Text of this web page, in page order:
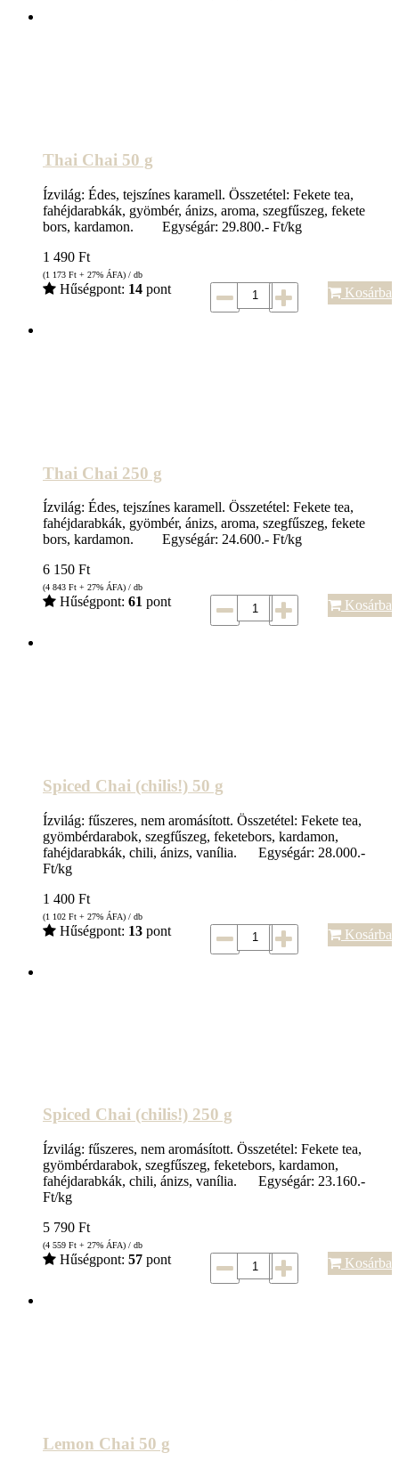
Thai Chai 50 g
Ízvilág: Édes, tejszínes karamell. Összetétel: Fekete tea,
fahéjdarabkák, gyömbér, ánizs, aroma, szegfűszeg, fekete
bors, kardamon. Egységár: 29.800.- Ft/kg
1 490 Ft
(1 173 Ft + 27% ÁFA) / db
Hűségpont: 14 pont Kosárba
Thai Chai 250 g
Ízvilág: Édes, tejszínes karamell. Összetétel: Fekete tea,
fahéjdarabkák, gyömbér, ánizs, aroma, szegfűszeg, fekete
bors, kardamon. Egységár: 24.600.- Ft/kg
6 150 Ft
(4 843 Ft + 27% ÁFA) / db
Hűségpont: 61 pont Kosárba
Spiced Chai (chilis!) 50 g
Ízvilág: fűszeres, nem aromásított. Összetétel: Fekete tea,
gyömbérdarabok, szegfűszeg, feketebors, kardamon,
fahéjdarabkák, chili, ánizs, vanília. Egységár: 28.000.-
Ft/kg
1 400 Ft
(1 102 Ft + 27% ÁFA) / db
Hűségpont: 13 pont Kosárba
Spiced Chai (chilis!) 250 g
Ízvilág: fűszeres, nem aromásított. Összetétel: Fekete tea,
gyömbérdarabok, szegfűszeg, feketebors, kardamon,
fahéjdarabkák, chili, ánizs, vanília. Egységár: 23.160.-
Ft/kg
5 790 Ft
(4 559 Ft + 27% ÁFA) / db
Hűségpont: 57 pont Kosárba
Lemon Chai 50 g